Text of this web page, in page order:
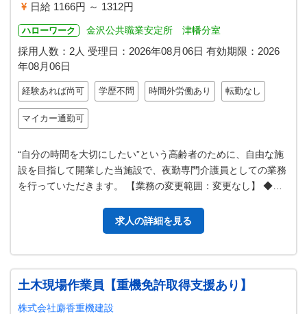
日給 1166円 ～ 1312円
ハローワーク 金沢公共職業安定所 津幡分室
採用人数：2人 受理日： 2026年08月06日 有効期限： 2026
年08月06日
経験あれば尚可 学歴不問 時間外労働あり 転勤なし
マイカー通勤可
“自分の時間を大切にしたい”という高齢者のために、自由な施
設を目指して開業した当施設で、夜勤専門介護員としての業務
を行っていただきます。 【業務の変更範囲：変更なし】 ◆利
求人の詳細を見る
土木現場作業員【重機免許取得支援あり】
株式会社麝香重機建設